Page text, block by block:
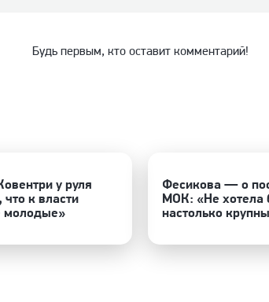
Будь первым, кто оставит комментарий!
у руля
к власти
молодые»
Фесикова — о
МОК: «Не хотела
настолько